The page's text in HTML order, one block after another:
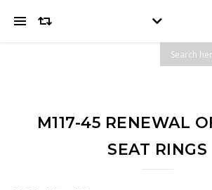
M117-45 RENEWAL
SEAT RINGS